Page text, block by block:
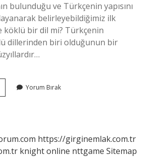
bulunduğu ve Türkçenin yapısını
belirleyebildiğimiz ilk
köklü bir dil mi? Türkçenin
dillerinden biri olduğunun bir
Yorum Bırak
https://girginemlak.com.tr
knight online nttgame Sitemap